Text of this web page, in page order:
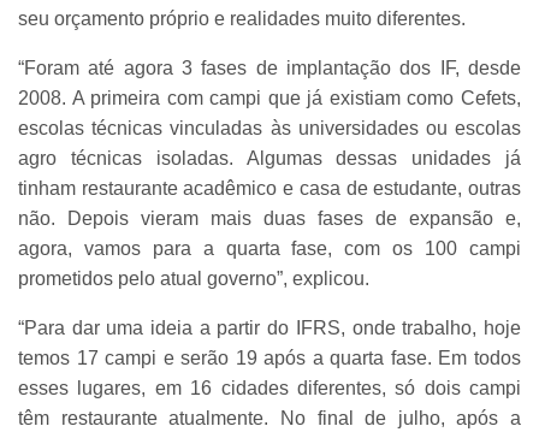
seu orçamento próprio e realidades muito diferentes.
“Foram até agora 3 fases de implantação dos IF, desde
2008. A primeira com campi que já existiam como Cefets,
escolas técnicas vinculadas às universidades ou escolas
agro técnicas isoladas. Algumas dessas unidades já
tinham restaurante acadêmico e casa de estudante, outras
não. Depois vieram mais duas fases de expansão e,
agora, vamos para a quarta fase, com os 100 campi
prometidos pelo atual governo”, explicou.
“Para dar uma ideia a partir do IFRS, onde trabalho, hoje
temos 17 campi e serão 19 após a quarta fase. Em todos
esses lugares, em 16 cidades diferentes, só dois campi
têm restaurante atualmente. No final de julho, após a